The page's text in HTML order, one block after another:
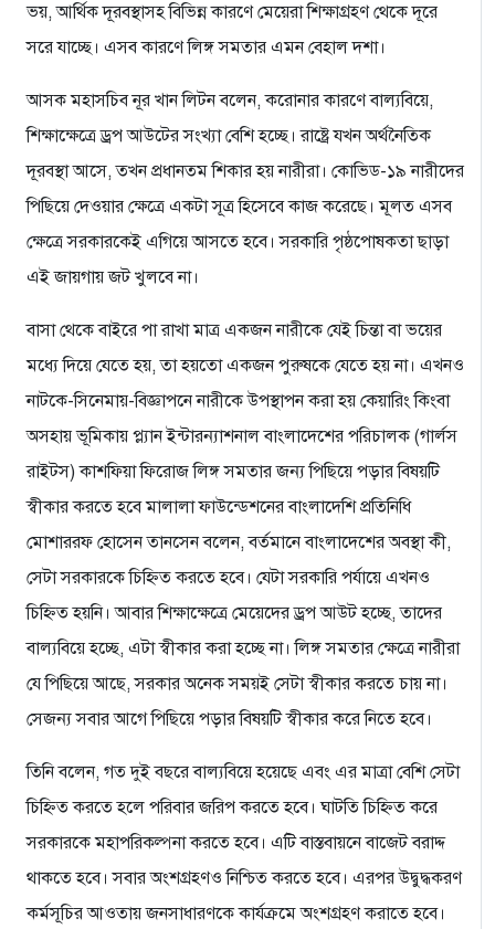
ভয়, আর্থিক দূরবস্থাসহ বিভিন্ন কারণে মেয়েরা শিক্ষাগ্রহণ থেকে দূরে
সরে যাচ্ছে। এসব কারণে লিঙ্গ সমতার এমন বেহাল দশা।
আসক মহাসচিব নূর খান লিটন বলেন, করোনার কারণে বাল্যবিয়ে,
শিক্ষাক্ষেত্রে ড্রপ আউটের সংখ্যা বেশি হচ্ছে। রাষ্ট্রে যখন অর্থনৈতিক
দূরবস্থা আসে, তখন প্রধানতম শিকার হয় নারীরা। কোভিড-১৯ নারীদের
পিছিয়ে দেওয়ার ক্ষেত্রে একটা সূত্র হিসেবে কাজ করেছে। মূলত এসব
ক্ষেত্রে সরকারকেই এগিয়ে আসতে হবে। সরকারি পৃষ্ঠপোষকতা ছাড়া
এই জায়গায় জট খুলবে না।
বাসা থেকে বাইরে পা রাখা মাত্র একজন নারীকে যেই চিন্তা বা ভয়ের
মধ্যে দিয়ে যেতে হয়, তা হয়তো একজন পুরুষকে যেতে হয় না। এখনও
নাটকে-সিনেমায়-বিজ্ঞাপনে নারীকে উপস্থাপন করা হয় কেয়ারিং কিংবা
অসহায় ভূমিকায় প্ল্যান ইন্টারন্যাশনাল বাংলাদেশের পরিচালক (গার্লস
রাইটস) কাশফিয়া ফিরোজ লিঙ্গ সমতার জন্য পিছিয়ে পড়ার বিষয়টি
স্বীকার করতে হবে মালালা ফাউন্ডেশনের বাংলাদেশি প্রতিনিধি
মোশাররফ হোসেন তানসেন বলেন, বর্তমানে বাংলাদেশের অবস্থা কী,
সেটা সরকারকে চিহ্নিত করতে হবে। যেটা সরকারি পর্যায়ে এখনও
চিহ্নিত হয়নি। আবার শিক্ষাক্ষেত্রে মেয়েদের ড্রপ আউট হচ্ছে, তাদের
বাল্যবিয়ে হচ্ছে, এটা স্বীকার করা হচ্ছে না। লিঙ্গ সমতার ক্ষেত্রে নারীরা
যে পিছিয়ে আছে, সরকার অনেক সময়ই সেটা স্বীকার করতে চায় না।
সেজন্য সবার আগে পিছিয়ে পড়ার বিষয়টি স্বীকার করে নিতে হবে।
তিনি বলেন, গত দুই বছরে বাল্যবিয়ে হয়েছে এবং এর মাত্রা বেশি সেটা
চিহ্নিত করতে হলে পরিবার জরিপ করতে হবে। ঘাটতি চিহ্নিত করে
সরকারকে মহাপরিকল্পনা করতে হবে। এটি বাস্তবায়নে বাজেট বরাদ্দ
থাকতে হবে। সবার অংশগ্রহণও নিশ্চিত করতে হবে। এরপর উদ্বুদ্ধকরণ
কর্মসূচির আওতায় জনসাধারণকে কার্যক্রমে অংশগ্রহণ করাতে হবে।